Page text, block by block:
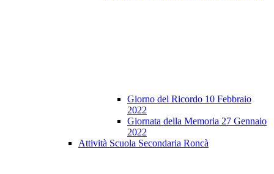
Giorno del Ricordo 10 Febbraio
2022
Giornata della Memoria 27 Gennaio
2022
Attività Scuola Secondaria Roncà